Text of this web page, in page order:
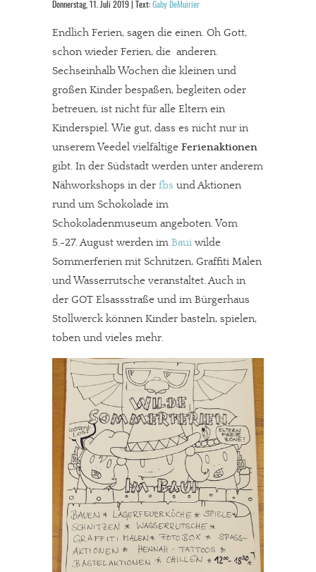
Donnerstag, 11. Juli 2019 | Text: Gaby DeMuirier
Endlich Ferien, sagen die einen. Oh Gott,
schon wieder Ferien, die anderen.
Sechseinhalb Wochen die kleinen und
großen Kinder bespaßen, begleiten oder
betreuen, ist nicht für alle Eltern ein
Kinderspiel. Wie gut, dass es nicht nur in
unserem Veedel vielfältige Ferienaktionen
gibt. In der Südstadt werden unter anderem
Nähworkshops in der fbs und Aktionen
rund um Schokolade im
Schokoladenmuseum angeboten. Vom
5.-27. August werden im Baui wilde
Sommerferien mit Schnitzen, Graffiti Malen
und Wasserrutsche veranstaltet. Auch in
der GOT Elsassstraße und im Bürgerhaus
Stollwerck können Kinder basteln, spielen,
toben und vieles mehr.